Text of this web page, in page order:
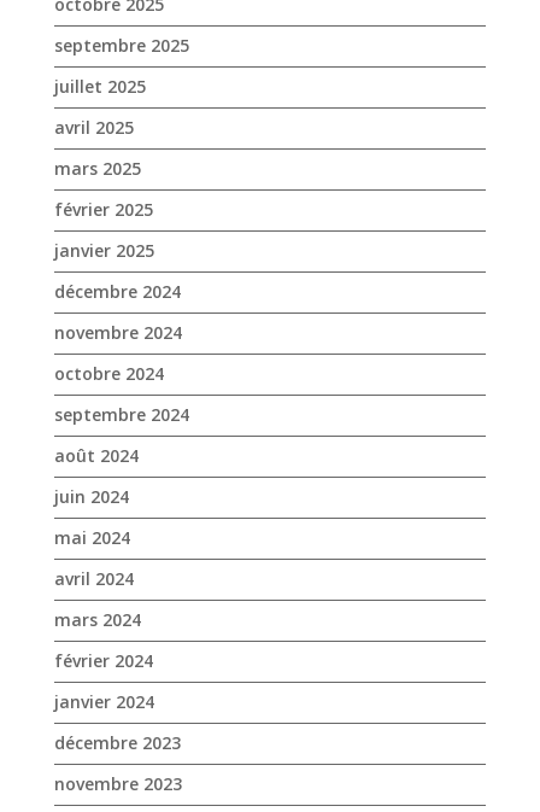
février 2025
janvier 2025
décembre 2024
novembre 2024
octobre 2024
septembre 2024
août 2024
juin 2024
mai 2024
avril 2024
mars 2024
février 2024
janvier 2024
décembre 2023
novembre 2023
octobre 2023
septembre 2023
août 2023
juin 2023
mai 2023